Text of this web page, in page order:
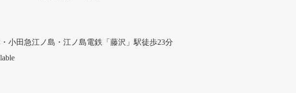
小田急江ノ島・江ノ島電鉄「藤沢」駅徒歩23分